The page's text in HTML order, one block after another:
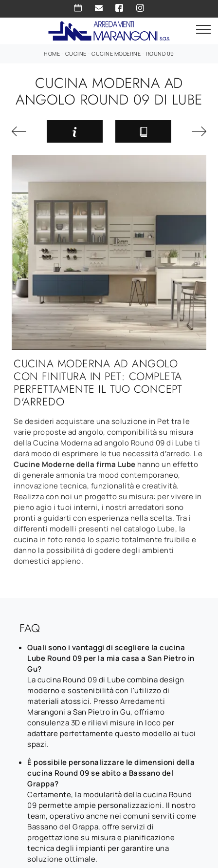
HOME - CUCINE -CUCINE MODERNE - ROUND 09
CUCINA MODERNA AD
ANGOLO ROUND 09 DI LUBE
CUCINA MODERNA AD ANGOLO
CON FINITURA IN PET: COMPLETA
PERFETTAMENTE IL TUO CONCEPT
D'ARREDO
Se desideri acquistare una soluzione in Pet tra le
varie proposte ad angolo, componibilità su misura
della Cucina Moderna ad angolo Round 09 di Lube ti
darà modo di esprimere le tue necessità d’arredo. Le
Cucine Moderne della firma Lube hanno un effetto
di generale armonia tra mood contemporaneo,
innovazione tecnica, funzionalità e creatività.
Realizza con noi un progetto su misura: per vivere in
pieno agio i tuoi interni, i nostri arredatori sono
pronti a guidarti con esperienza nella scelta. Tra i
differenti modelli presenti nel catalogo Lube, la
cucina in foto rende lo spazio totalmente fruibile e
danno la possibilità di godere degli ambienti
domestici appieno.
FAQ
Quali sono i vantaggi di scegliere la cucina
Lube Round 09 per la mia casa a San Pietro in
Gu?
La cucina Round 09 di Lube combina design
moderno e sostenibilità con l'utilizzo di
materiali atossici. Presso Arredamenti
Marangoni a San Pietro in Gu, offriamo
consulenza 3D e rilievi misure in loco per
adattare perfettamente questo modello ai tuoi
spazi.
È possibile personalizzare le dimensioni della
cucina Round 09 se abito a Bassano del
Grappa?
Certamente, la modularità della cucina Round
09 permette ampie personalizzazioni. Il nostro
team, operativo anche nei comuni serviti come
Bassano del Grappa, offre servizi di
progettazione su misura e pianificazione
tecnica degli impianti per garantire una
soluzione ottimale.